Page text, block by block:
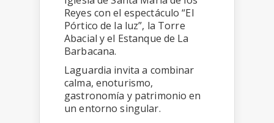
Reyes con el espectáculo “El
Pórtico de la luz”, la Torre
Abacial y el Estanque de La
Barbacana.
Laguardia invita a combinar
calma, enoturismo,
gastronomía y patrimonio en
un entorno singular.